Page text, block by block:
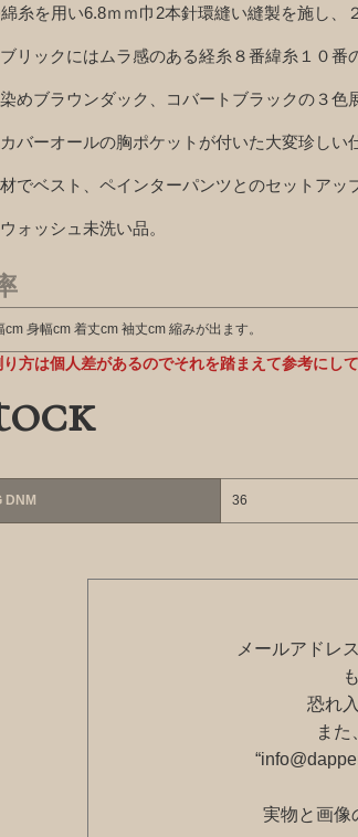
糸を用い6.8ｍｍ巾2本針環縫い縫製を施し、
リックにはムラ感のある経糸８番緯糸１０番
めブラウンダック、コバートブラックの３色
バーオールの胸ポケットが付いた大変珍しい
でベスト、ペインターパンツとのセットアッ
ォッシュ未洗い品。
cm 身幅cm 着丈cm 袖丈cm 縮みが出ます。
り方は個人差があるのでそれを踏まえて参考にして
DNM 36
メールアドレ
恐れ
また
実物と画像